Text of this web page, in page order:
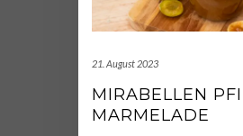
21. August 2023
MIRABELLEN
MARMELADE